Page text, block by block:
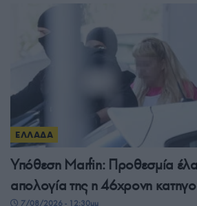
ΕΛΛΑΔΑ
Υπόθεση Marfin: Προθεσμία
απολογία της η 46χρονη
7/08/2026 - 12:30μμ